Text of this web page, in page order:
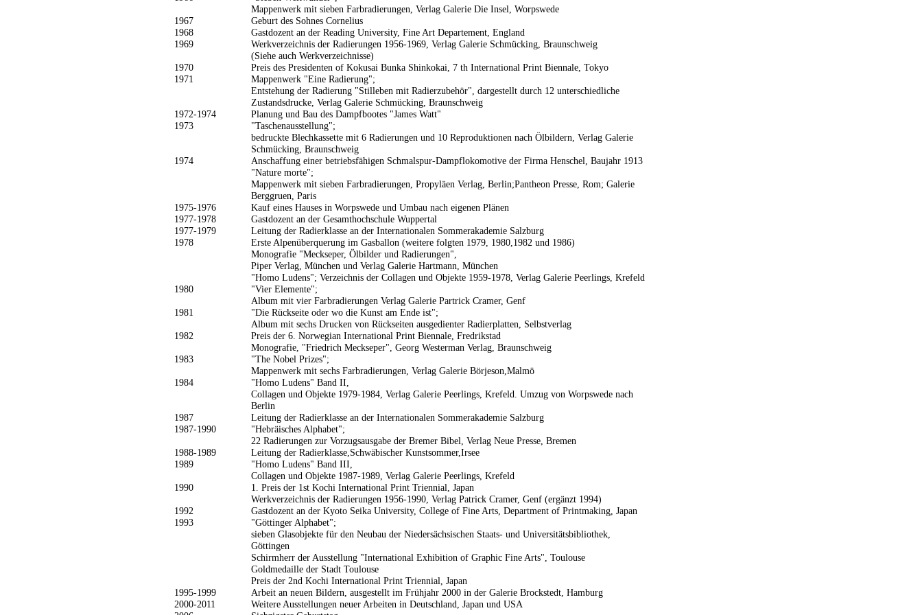
Mappenwerk mit sieben Farbradierungen, Verlag Galerie Die Insel, Worpswede
1967
Geburt des Sohnes Cornelius
1968
Gastdozent an der Reading University, Fine Art Departement, England
1969
Werkverzeichnis der Radierungen 1956-1969, Verlag Galerie Schmücking, Braunschweig
(Siehe auch Werkverzeichnisse)
1970
Preis des Presidenten of Kokusai Bunka Shinkokai, 7 th International Print Biennale, Tokyo
1971
Mappenwerk "Eine Radierung";
Entstehung der Radierung "Stilleben mit Radierzubehör", dargestellt durch 12 unterschiedliche
Zustandsdrucke, Verlag Galerie Schmücking, Braunschweig
1972-1974
Planung und Bau des Dampfbootes "James Watt"
1973
"Taschenausstellung";
bedruckte Blechkassette mit 6 Radierungen und 10 Reproduktionen nach Ölbildern, Verlag Galerie
Schmücking, Braunschweig
1974
Anschaffung einer betriebsfähigen Schmalspur-Dampflokomotive der Firma Henschel, Baujahr 1913
"Nature morte";
Mappenwerk mit sieben Farbradierungen, Propyläen Verlag, Berlin;Pantheon Presse, Rom; Galerie
Berggruen, Paris
1975-1976
Kauf eines Hauses in Worpswede und Umbau nach eigenen Plänen
1977-1978
Gastdozent an der Gesamthochschule Wuppertal
1977-1979
Leitung der Radierklasse an der Internationalen Sommerakademie Salzburg
1978
Erste Alpenüberquerung im Gasballon (weitere folgten 1979, 1980,1982 und 1986)
Monografie "Meckseper, Ölbilder und Radierungen",
Piper Verlag, München und Verlag Galerie Hartmann, München
"Homo Ludens"; Verzeichnis der Collagen und Objekte 1959-1978, Verlag Galerie Peerlings, Krefeld
1980
"Vier Elemente";
Album mit vier Farbradierungen Verlag Galerie Partrick Cramer, Genf
1981
"Die Rückseite oder wo die Kunst am Ende ist";
Album mit sechs Drucken von Rückseiten ausgedienter Radierplatten, Selbstverlag
1982
Preis der 6. Norwegian International Print Biennale, Fredrikstad
Monografie, "Friedrich Meckseper", Georg Westerman Verlag, Braunschweig
1983
"The Nobel Prizes";
Mappenwerk mit sechs Farbradierungen, Verlag Galerie Börjeson,Malmö
1984
"Homo Ludens" Band II,
Collagen und Objekte 1979-1984, Verlag Galerie Peerlings, Krefeld. Umzug von Worpswede nach
Berlin
1987
Leitung der Radierklasse an der Internationalen Sommerakademie Salzburg
1987-1990
"Hebräisches Alphabet";
22 Radierungen zur Vorzugsausgabe der Bremer Bibel, Verlag Neue Presse, Bremen
1988-1989
Leitung der Radierklasse,Schwäbischer Kunstsommer,Irsee
1989
"Homo Ludens" Band III,
Collagen und Objekte 1987-1989, Verlag Galerie Peerlings, Krefeld
1990
1. Preis der 1st Kochi International Print Triennial, Japan
Werkverzeichnis der Radierungen 1956-1990, Verlag Patrick Cramer, Genf (ergänzt 1994)
1992
Gastdozent an der Kyoto Seika University, College of Fine Arts, Department of Printmaking, Japan
1993
"Göttinger Alphabet";
sieben Glasobjekte für den Neubau der Niedersächsischen Staats- und Universitätsbibliothek,
Göttingen
Schirmherr der Ausstellung "International Exhibition of Graphic Fine Arts", Toulouse
Goldmedaille der Stadt Toulouse
Preis der 2nd Kochi International Print Triennial, Japan
1995-1999
Arbeit an neuen Bildern, ausgestellt im Frühjahr 2000 in der Galerie Brockstedt, Hamburg
2000-2011
Weitere Ausstellungen neuer Arbeiten in Deutschland, Japan und USA